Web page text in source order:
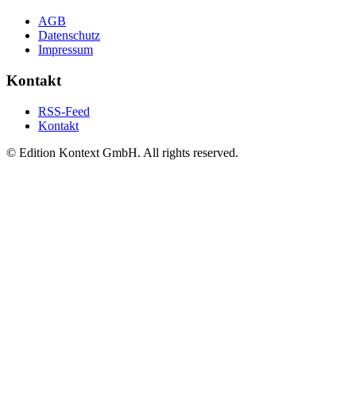
AGB
Datenschutz
Impressum
Kontakt
RSS-Feed
Kontakt
© Edition Kontext GmbH. All rights reserved.